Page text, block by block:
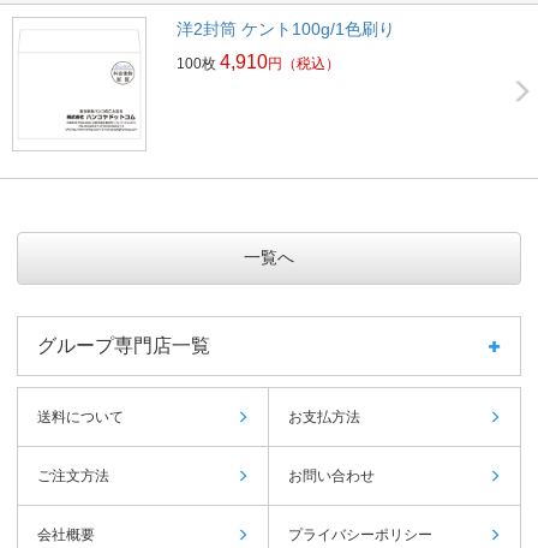
洋2封筒 ケント100g/1色刷り
100枚 4,910円 （税込）
一覧へ
グループ専門店一覧
送料について お支払方法
ご注文方法 お問い合わせ
会社概要 プライバシーポリシー